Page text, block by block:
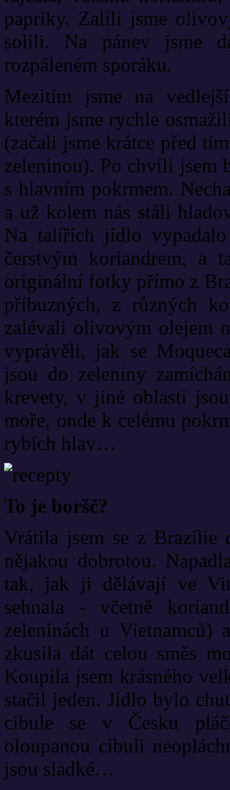
papriky. Zalili jsme
solili. Na pánev jsme
rozpáleném sporáku.
Mezitím jsme na
kterém jsme rychle
(začali jsme krátce před
zeleninou). Po chvíli jsem
s hlavním pokrmem.
a už kolem nás stáli
Na talířích jídlo vypadalo
čerstvým koriandrem,
originální fotky přímo z
příbuzných, z různých
zalévali olivovým olejem
vyprávěli, jak se
jsou do zeleniny
krevety, v jiné oblasti
moře, onde k celému
rybích hlav…
To je boršč?
Vrátila jsem se z Brazílie
nějakou dobrotou.
tak, jak ji dělávají ve
sehnala - včetně
zeleninách u
zkusila dát celou směs
Koupila jsem krásného
stačil jeden. Jídlo bylo
cibule se v Česku
oloupanou cibuli
jsou sladké…